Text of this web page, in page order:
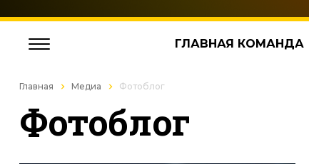
ГЛАВНАЯ КОМАНДА
Главная Медиа Фотоблог
Фотоблог